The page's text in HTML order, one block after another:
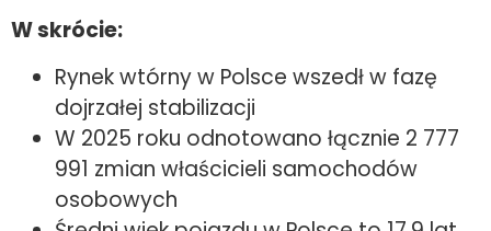
W skrócie:
Rynek wtórny w Polsce wszedł w fazę
dojrzałej stabilizacji
W 2025 roku odnotowano łącznie 2 777
991 zmian właścicieli samochodów
osobowych